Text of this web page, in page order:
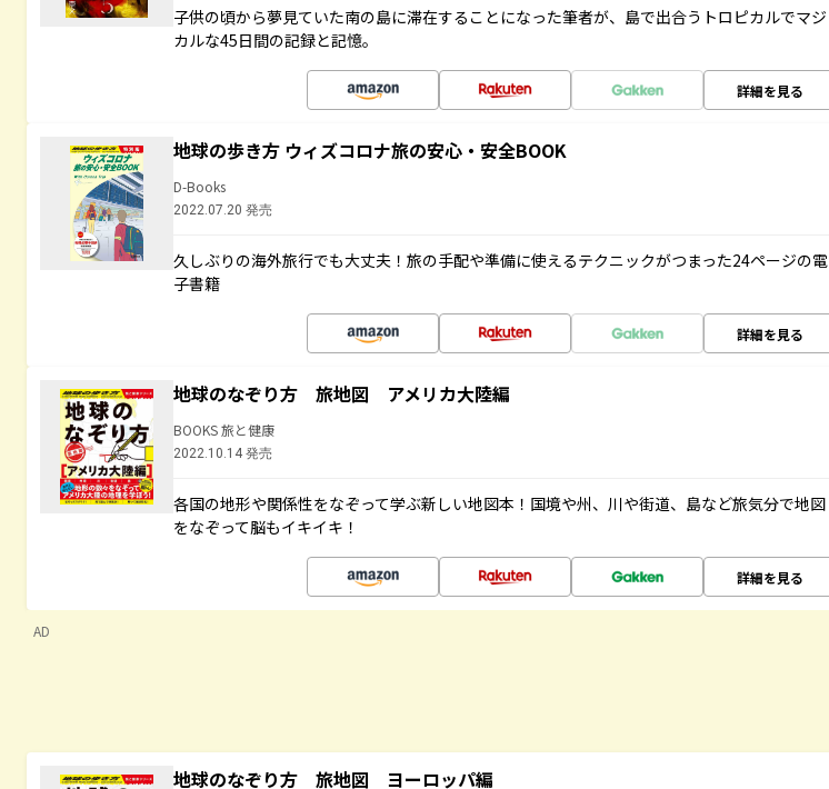
子供の頃から夢見ていた南の島に滞在することになった筆者が、島で出合うトロピカルでマジ
カルな45日間の記録と記憶。
詳細を見る
地球の歩き方 ウィズコロナ旅の安心・安全BOOK
D-Books
2022.07.20 発売
久しぶりの海外旅行でも大丈夫！旅の手配や準備に使えるテクニックがつまった24ページの電
子書籍
詳細を見る
地球のなぞり方 旅地図 アメリカ大陸編
BOOKS 旅と健康
2022.10.14 発売
各国の地形や関係性をなぞって学ぶ新しい地図本！国境や州、川や街道、島など旅気分で地図
をなぞって脳もイキイキ！
詳細を見る
AD
地球のなぞり方 旅地図 ヨーロッパ編